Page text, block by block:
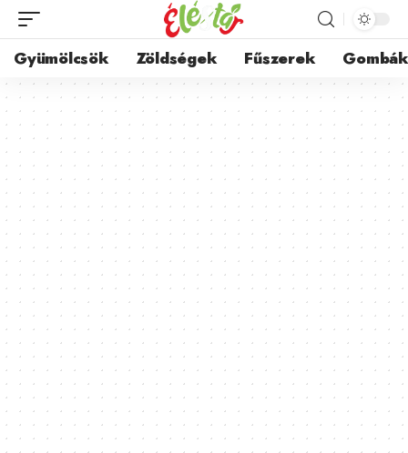
Gyümölcsök Zöldségek Fűszerek Gombák